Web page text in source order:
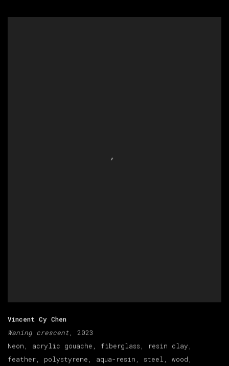
Vincent Cy Chen
Waning crescent, 2023
Neon, acrylic gouache, fiberglass, resin clay,
feather, polystyrene, aqua-resin, steel, wood,